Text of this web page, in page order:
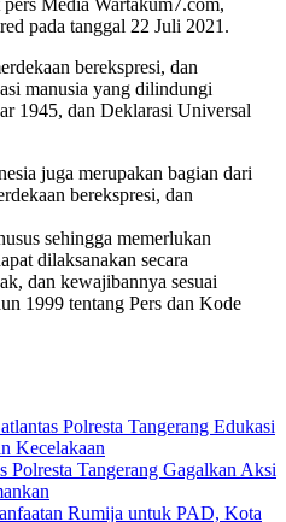
pada tanggal 22 Juli 2021.
berekspresi, dan
manusia yang dilindungi
1945, dan Deklarasi Universal
juga merupakan bagian dari
berekspresi, dan
sehingga memerlukan
dilaksanakan secara
dan kewajibannya sesuai
1999 tentang Pers dan Kode
Polresta Tangerang Edukasi
Kecelakaan
Polresta Tangerang Gagalkan Aksi
Rumija untuk PAD, Kota